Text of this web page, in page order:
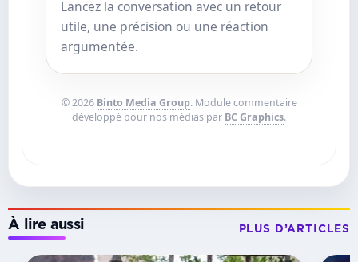
Lancez la conversation avec un retour
utile, une précision ou une réaction
argumentée.
© 2026 Binto Media Group. Module commentaire
développé pour nos médias par BC Graphics.
À lire aussi PLUS D’ARTICLES